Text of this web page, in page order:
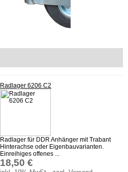
Radlager 6206 C2
Radlager für DDR Anhänger mit Trabant
Hinterachse oder Eigenbauvarianten.
Einreihiges offenes ...
18,50 €